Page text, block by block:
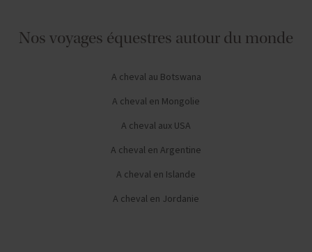
Nos voyages équestres autour du monde
A cheval au Botswana
A cheval en Mongolie
A cheval aux USA
A cheval en Argentine
A cheval en Islande
A cheval en Jordanie